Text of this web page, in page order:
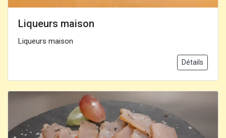
Liqueurs maison
Liqueurs maison
Détails